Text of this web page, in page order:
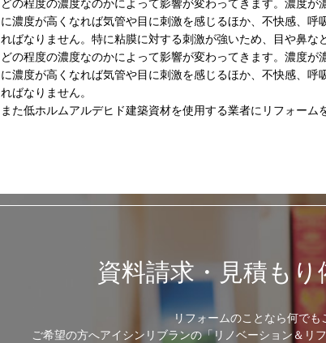
どの程度の濃度なのかによって影響が変わってきます。濃度
に濃度が高くなれば気管や目に刺激を感じるほか、不快感、
ればなりません。特に粘膜に対する刺激が強いため、目や鼻な
どの程度の濃度なのかによって影響が変わってきます。濃度
に濃度が高くなれば気管や目に刺激を感じるほか、不快感、
ればなりません。
また低ホルムアルデヒド建築資材を使用する業者にリフォーム
資料請求・見積もり
リフォームのことなら何でも
ご希望の方へアイシンリブランの「リノベーション＆リ